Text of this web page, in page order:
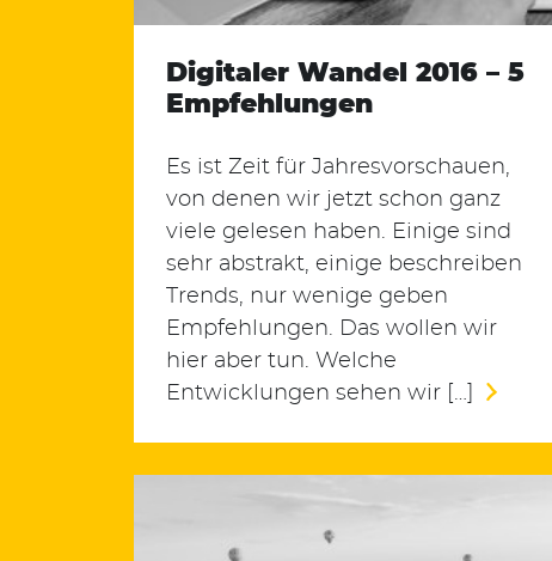
Suchen
nach:
Digitaler Wandel 2016 – 5
Empfehlungen
Es ist Zeit für Jahresvorschauen,
von denen wir jetzt schon ganz
viele gelesen haben. Einige sind
sehr abstrakt, einige beschreiben
Trends, nur wenige geben
Empfehlungen. Das wollen wir
hier aber tun. Welche
Entwicklungen sehen wir […]